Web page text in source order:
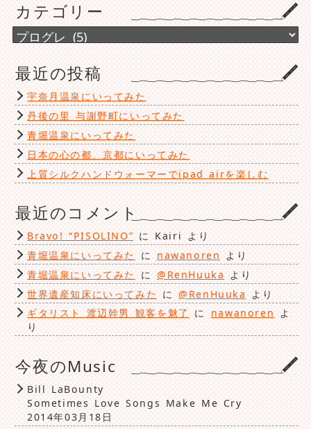
イ
ブ
カテゴリー
カ
テ
リ
ー
最近の投稿
宇奈月温泉にいってみた
丹後の里 与謝野町にいってみた
青堀温泉にいってみた
日本の心の都、京都にいってみた
上質シルクハンドウォーマーでipad airを楽しむ
最近のコメント
Bravo! “PISOLINO” に Kairi より
青堀温泉にいってみた
に nawanoren より
青堀温泉にいってみた
に @RenHuuka より
世界遺産知床にいってみた に@RenHuuka
より
ギタリスト 渡辺幹男 観客を魅了
に nawanoren よ
り
今夜のMusic
Bill LaBounty
Sometimes Love Songs Make Me Cry
2014年03月18日